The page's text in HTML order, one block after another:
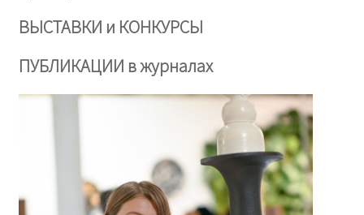
ВЫСТАВКИ и КОНКУРСЫ
ПУБЛИКАЦИИ в журналах